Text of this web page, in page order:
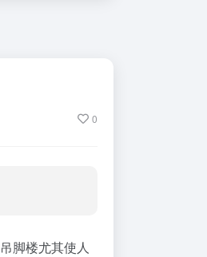
0
脚楼尤其使人